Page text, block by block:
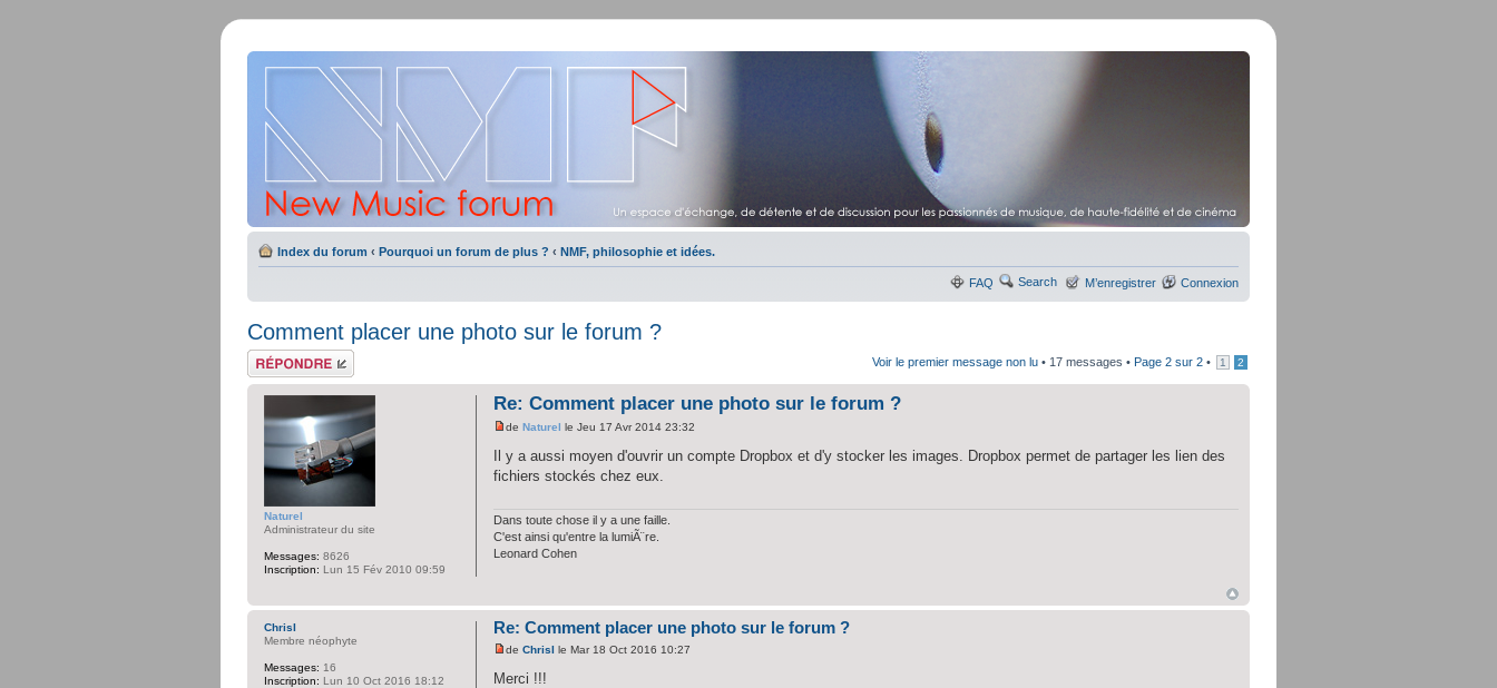
Index du forum ‹ Pourquoi un forum de plus ? ‹ NMF, philosophie et idées.
FAQ Search M’enregistrer Connexion
Comment placer une photo sur le forum ?
Répondre Voir le premier message non lu • 17 messages • Page 2 sur 2 • 1 2
Re: Comment placer une photo sur le forum ?
deNaturel le Jeu 17 Avr 2014 23:32
Il y a aussi moyen d'ouvrir un compte Dropbox et d'y stocker les images. Dropbox permet de partager les lien des
fichiers stockés chez eux.
Dans toute chose il y a une faille.
C'est ainsi qu'entre la lumiÃ¨re.
Leonard Cohen
Naturel
Administrateur du site
Messages: 8626
Inscription: Lun 15 Fév 2010 09:59
Re: Comment placer une photo sur le forum ?
deChrisI le Mar 18 Oct 2016 10:27
Merci !!!
ChrisI
Membre néophyte
Messages: 16
Inscription: Lun 10 Oct 2016 18:12